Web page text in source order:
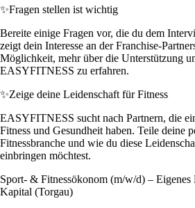
✨Fragen stellen ist wichtig
Bereite einige Fragen vor, die du dem
zeigt dein Interesse an der Franchise-
Möglichkeit, mehr über die Unterstützung
EASYFITNESS zu erfahren.
✨Zeige deine Leidenschaft für Fitness
EASYFITNESS sucht nach Partnern, die
Fitness und Gesundheit haben. Teile deine
Fitnessbranche und wie du diese
einbringen möchtest.
Sport- & Fitnessökonom (m/w/d) – Eigenes
Kapital (Torgau)